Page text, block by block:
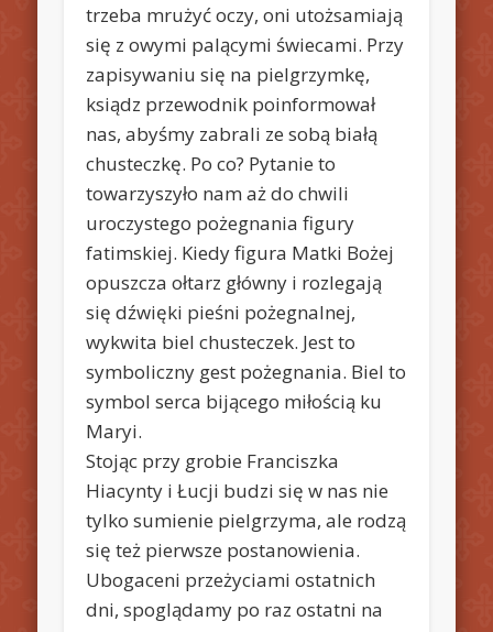
trzeba mrużyć oczy, oni utożsamiają
się z owymi palącymi świecami. Przy
zapisywaniu się na pielgrzymkę,
ksiądz przewodnik poinformował
nas, abyśmy zabrali ze sobą białą
chusteczkę. Po co? Pytanie to
towarzyszyło nam aż do chwili
uroczystego pożegnania figury
fatimskiej. Kiedy figura Matki Bożej
opuszcza ołtarz główny i rozlegają
się dźwięki pieśni pożegnalnej,
wykwita biel chusteczek. Jest to
symboliczny gest pożegnania. Biel to
symbol serca bijącego miłością ku
Maryi.
Stojąc przy grobie Franciszka
Hiacynty i Łucji budzi się w nas nie
tylko sumienie pielgrzyma, ale rodzą
się też pierwsze postanowienia.
Ubogaceni przeżyciami ostatnich
dni, spoglądamy po raz ostatni na